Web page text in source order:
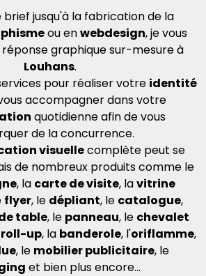
brief jusqu'à la fabrication de la
ou enwebdesign, je vous
graphique sur-mesure à
Louhans.
pour réaliser votre identité
accompagner dans votre
quotidienne afin de vous
de la concurrence.
visuellecomplète peut se
de nombreux produits comme le
, la carte de visite, lavitrine
flyer, le dépliant, le catalogue,
table, le panneau, le chevalet
roll-up, la banderole, l'oriflamme,
, le mobilier publicitaire, le
et bien plus encore...